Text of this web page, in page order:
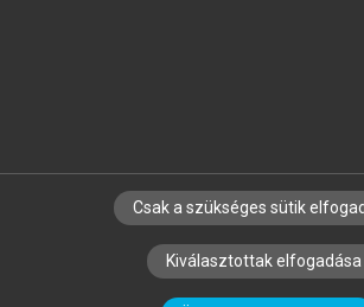
SZERZŐKNEK CÉGEKNEK
SZERKESZTÉSI ÉS LEKTORÁLÁSI
Csak a szükséges sütik
Kiválasztottak elfogadása